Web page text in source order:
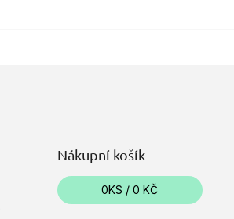
Nákupní košík
0KS /0 KČ